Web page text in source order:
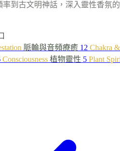
到古文明神話，深入靈性香氛的
脈輪與音頻療癒 12 Chakra &
Consciousness 植物靈性 5 Plant